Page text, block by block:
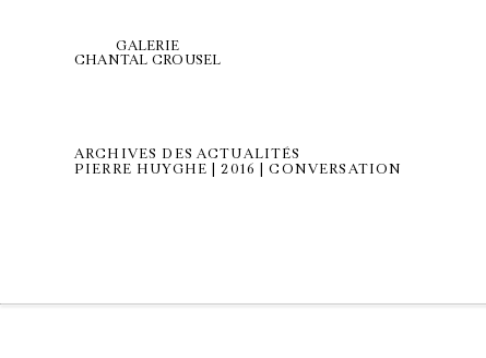
GALERIE
CHANTAL CROUSEL
ARCHIVES DES ACTUALITÉS
PIERRE HUYGHE | 2016 | CONVERSATION